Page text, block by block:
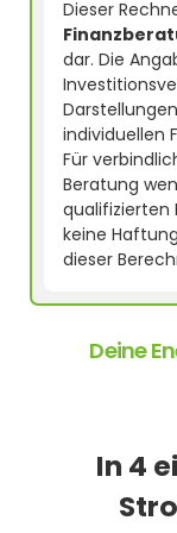
Dieser
dar. Die
individuellen
Für
Beratung
qualifizierten
keine
dieser
Deine
In 4